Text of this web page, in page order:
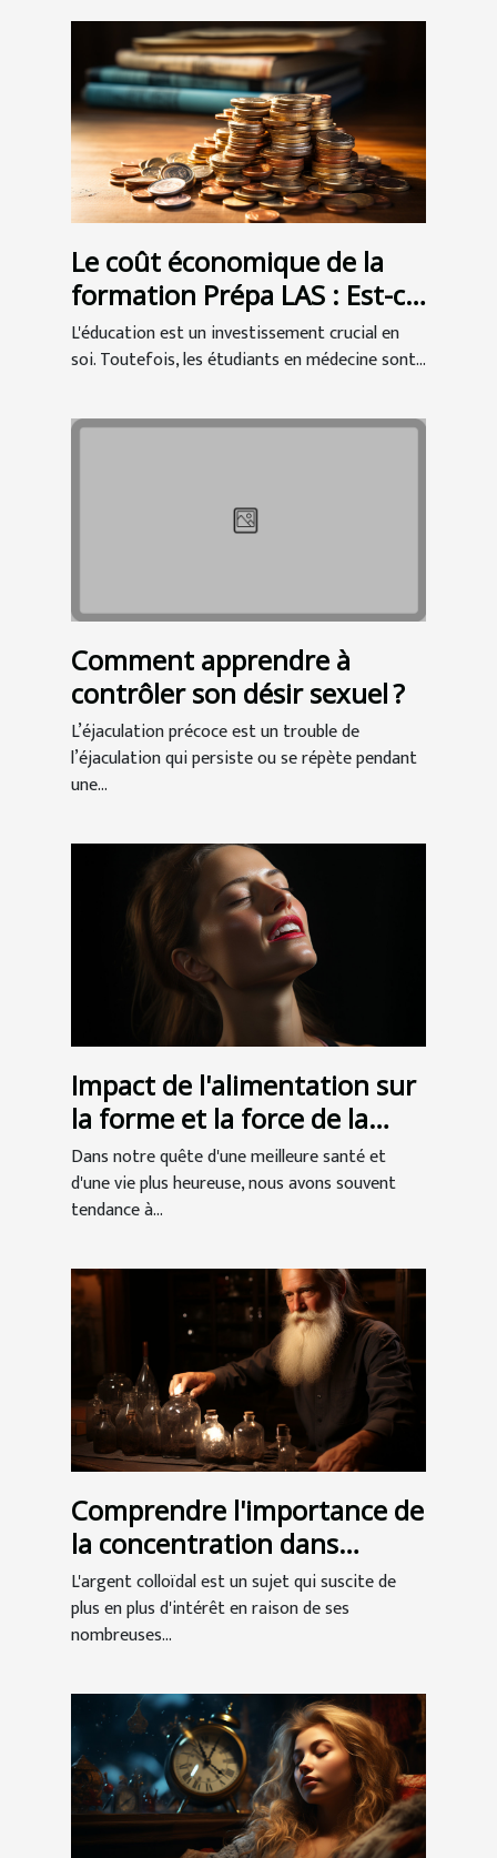
Le coût économique de la
formation Prépa LAS : Est-ce
un bon investissement pour
les étudiants en médecine ?
L'éducation est un investissement crucial en
soi. Toutefois, les étudiants en médecine sont...
Comment apprendre à
contrôler son désir sexuel ?
L’éjaculation précoce est un trouble de
l’éjaculation qui persiste ou se répète pendant
une...
Impact de l'alimentation sur
la forme et la force de la
mâchoire
Dans notre quête d'une meilleure santé et
d'une vie plus heureuse, nous avons souvent
tendance à...
Comprendre l'importance de
la concentration dans
l'argent colloïdal
L'argent colloïdal est un sujet qui suscite de
plus en plus d'intérêt en raison de ses
nombreuses...